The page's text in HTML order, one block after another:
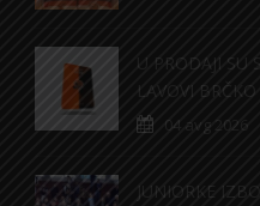
U PRODAJI SU
LAVOVI BRČKO
04 avg 2026
JUNIORKE